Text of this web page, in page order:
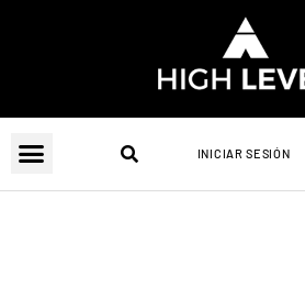
INICIAR SESIÓN